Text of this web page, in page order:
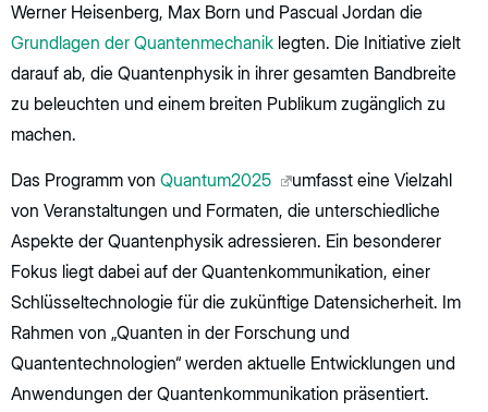
Werner Heisenberg, Max Born und Pascual Jordan die
Grundlagen der Quantenmechanik legten. Die Initiative zielt
darauf ab, die Quantenphysik in ihrer gesamten Bandbreite
zu beleuchten und einem breiten Publikum zugänglich zu
machen.
Das Programm von Quantum2025
umfasst eine Vielzahl
von Veranstaltungen und Formaten, die unterschiedliche
Aspekte der Quantenphysik adressieren. Ein besonderer
Fokus liegt dabei auf der Quantenkommunikation, einer
Schlüsseltechnologie für die zukünftige Datensicherheit. Im
Rahmen von „Quanten in der Forschung und
Quantentechnologien“ werden aktuelle Entwicklungen und
Anwendungen der Quantenkommunikation präsentiert.